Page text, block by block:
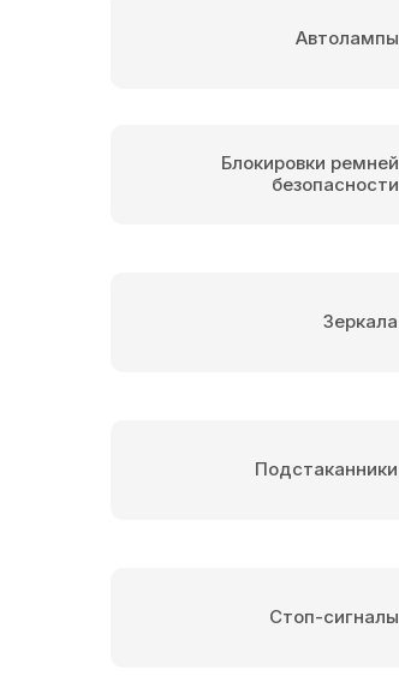
Подстаканники
Автолампы
Зеркала
Стоп-сигналы
Блокировки ремней
безопасности